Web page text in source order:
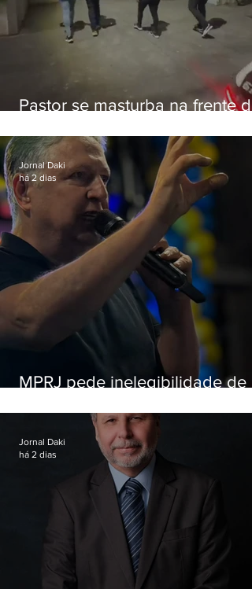
Pastor se masturba na frente de
MPRJ pede inelegibilidade de
Jornal Daki
há 2 dias
Jornal Daki
há 2 dias